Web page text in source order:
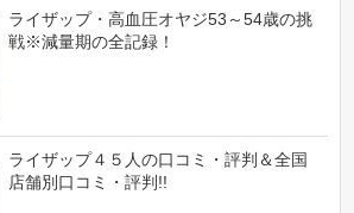
ライザップ・高血圧オヤジ53～54歳の挑
戦※減量期の全記録！
ライザップ４５人の口コミ・評判＆全国
店舗別口コミ・評判!!